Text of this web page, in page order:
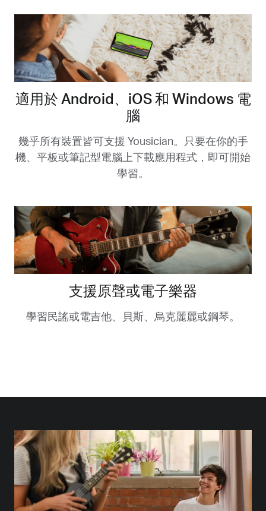
適用於 Android、iOS 和 Windows 電
腦
幾乎所有裝置皆可支援 Yousician。只要在你的手
機、平板或筆記型電腦上下載應用程式，即可開始
學習。
支援原聲或電子樂器
學習民謠或電吉他、貝斯、烏克麗麗或鋼琴。